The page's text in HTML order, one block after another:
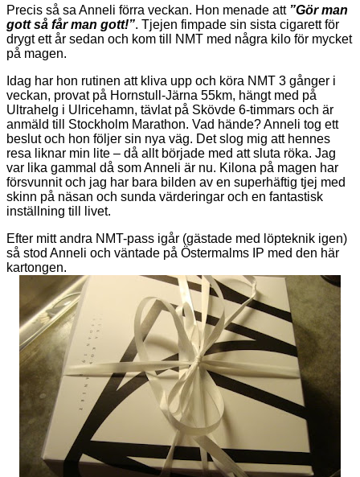
Precis så sa Anneli förra veckan. Hon menade att ”Görman
gott så får man gott!”. Tjejen fimpade sin sista cigarett för
drygt ett år sedan och kom till NMT med några kilo för mycket
på magen.
Idag har hon rutinen att kliva upp och köra NMT 3 gånger i
veckan, provat på Hornstull-Järna 55km, hängt med på
Ultrahelg i Ulricehamn, tävlat på Skövde 6-timmars och är
anmäld till Stockholm Marathon. Vad hände? Anneli tog ett
beslut och hon följer sin nya väg. Det slog mig att hennes
resa liknar min lite – då allt började med att sluta röka. Jag
var lika gammal då som Anneli är nu. Kilona på magen har
försvunnit och jag har bara bilden av en superhäftig tjej med
skinn på näsan och sunda värderingar och en fantastisk
inställning till livet.
Efter mitt andra NMT-pass igår (gästade med löpteknik igen)
så stod Anneli och väntade på Östermalms IP med den här
kartongen.